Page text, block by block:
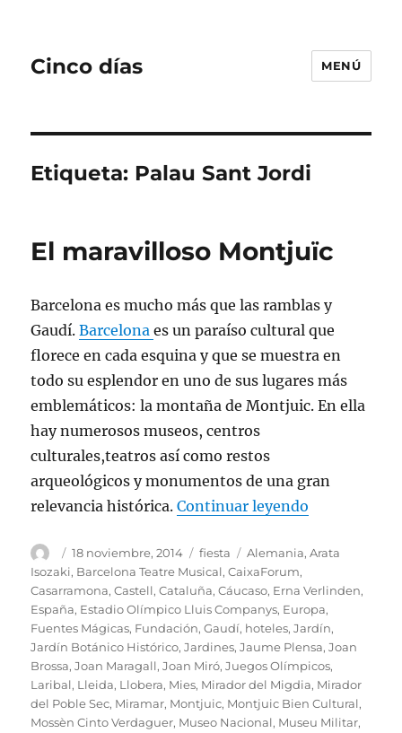
Cinco días MENÚ
Etiqueta: Palau Sant Jordi
El maravilloso Montjuïc
Barcelona es mucho más que las ramblas y
Gaudí.Barcelonaes un paraíso cultural que
florece en cada esquina y que se muestra en
todo su esplendor en uno de sus lugares más
emblemáticos: la montaña de Montjuic. En ella
hay numerosos museos, centros
culturales,teatros así como restos
arqueológicos y monumentos de una gran
relevancia histórica.Continuar leyendo
Autor
Publicado
el
18 noviembre, 2014 Categorías
fiesta Etiquetas
Alemania,Arata
Isozaki, Barcelona Teatre Musical,CaixaForum,
Casarramona,Castell,Cataluña,Cáucaso, Erna Verlinden,
España, Estadio Olímpico Lluis Companys, Europa,
Fuentes Mágicas, Fundación,Gaudí, hoteles,Jardín,
Jardín Botánico Histórico,Jardines,Jaume Plensa,Joan
Brossa,Joan Maragall,Joan Miró,Juegos Olímpicos,
Laribal, Lleida, Llobera, Mies, Mirador del Migdia, Mirador
del Poble Sec, Miramar, Montjuic, Montjuic Bien Cultural,
Mossèn Cinto Verdaguer, Museo Nacional, Museu Militar,